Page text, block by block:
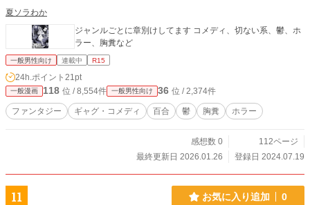
夏ソラわか
ジャンルごとに章別けしてます コメディ、切ない系、鬱、ホ
ラー、胸糞など
一般男性向け 連載中 R15
24h.ポイント 21pt
一般漫画 118 位 / 8,554件 一般男性向け 36 位 / 2,374件
ファンタジー ギャグ・コメディ 百合 鬱 胸糞 ホラー
感想数 0
112ページ
最終更新日 2026.01.26
登録日 2024.07.19
11 お気に入り追加 0